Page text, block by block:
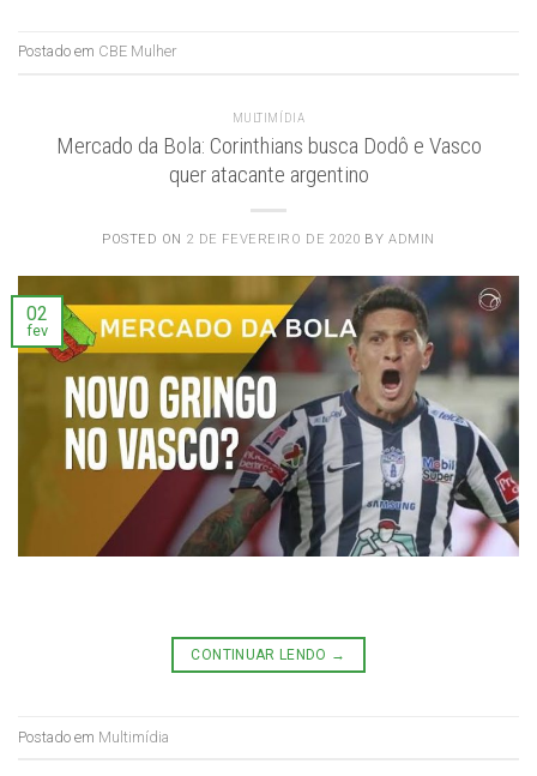
Postado em CBE Mulher
MULTIMÍDIA
Mercado da Bola: Corinthians busca Dodô e Vasco
quer atacante argentino
POSTED ON 2 DE FEVEREIRO DE 2020 BYADMIN
02
fev
CONTINUAR LENDO →
Postado em Multimídia